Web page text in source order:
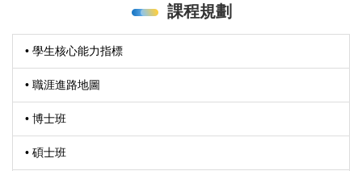
課程規劃
• 學生核心能力指標
• 職涯進路地圖
• 博士班
• 碩士班